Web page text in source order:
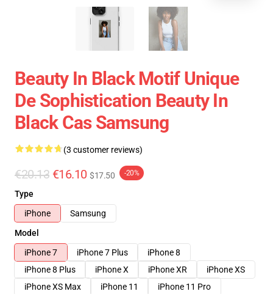
Beauty In Black Motif Unique
De Sophistication Beauty In
Black Cas Samsung
(3 customer reviews)
€20.13 €16.10 $17.50 -20%
Type
iPhone
Samsung
Model
iPhone 7
iPhone 7 Plus
iPhone 8
iPhone 8 Plus
iPhone X iPhone XR
iPhone XS
iPhone XS Max
iPhone 11
iPhone 11 Pro